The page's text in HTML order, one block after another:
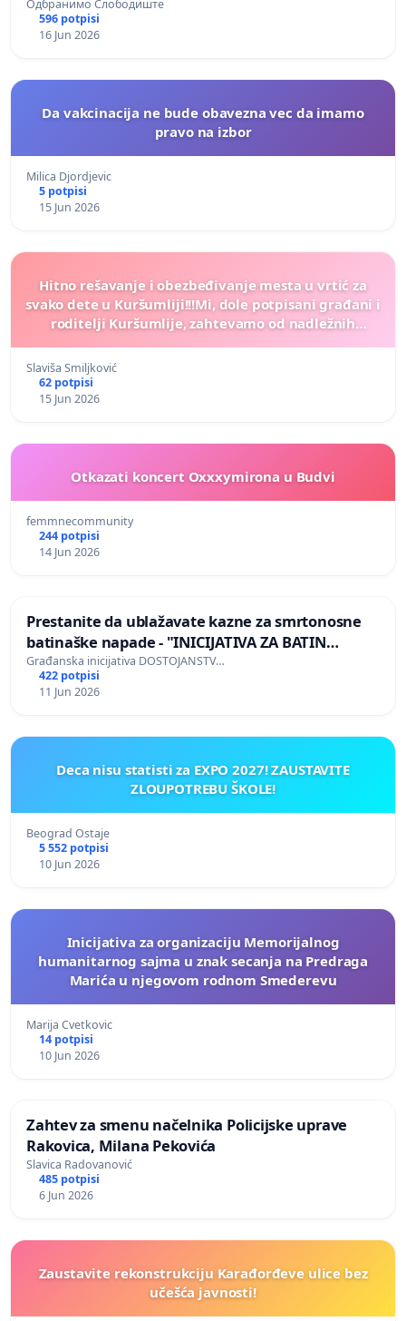
Одбранимо Слободиште
596 potpisi
16 Jun 2026
Da vakcinacija ne bude obavezna vec da imamo
pravo na izbor
Milica Djordjevic
5 potpisi
15 Jun 2026
Hitno rešavanje i obezbeđivanje mesta u vrtić za
svako dete u Kuršumliji!!!​Mi, dole potpisani građani i
roditelji Kuršumlije, zahtevamo od nadležnih
Slaviša Smiljković
62 potpisi
15 Jun 2026
Otkazati koncert Oxxxymirona u Budvi
femmnecommunity
244 potpisi
14 Jun 2026
Prestanite da ublažavate kazne za smrtonosne
batinaške napade - "INICIJATIVA ZA BATIN
ZAKON"
Građanska inicijativa DOSTOJANSTV…
422 potpisi
11 Jun 2026
Deca nisu statisti za EXPO 2027! ZAUSTAVITE
ZLOUPOTREBU ŠKOLE!
Beograd Ostaje
5 552 potpisi
10 Jun 2026
Inicijativa za organizaciju Memorijalnog
humanitarnog sajma u znak secanja na Predraga
Marića u njegovom rodnom Smederevu
Marija Cvetkovic
14 potpisi
10 Jun 2026
Zahtev za smenu načelnika Policijske uprave
Rakovica, Milana Pekovića
Slavica Radovanović
485 potpisi
6 Jun 2026
Zaustavite rekonstrukciju Karađorđeve ulice bez
učešća javnosti!